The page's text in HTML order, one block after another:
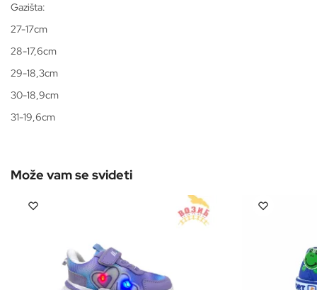
Gazišta:
27-17cm
28-17,6cm
29-18,3cm
30-18,9cm
31-19,6cm